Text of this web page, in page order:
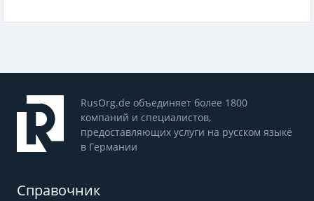
RusOrg.de объединяет более 1800
компаний и специалистов,
предоставляющих услуги на русском языке
в Германии
Справочник